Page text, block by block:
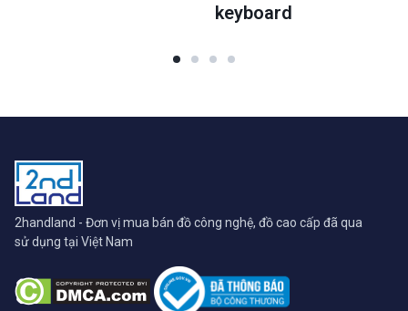
keyboard
2handland - Đơn vị mua bán đồ công nghệ, đồ cao cấp đã qua
sử dụng tại Việt Nam